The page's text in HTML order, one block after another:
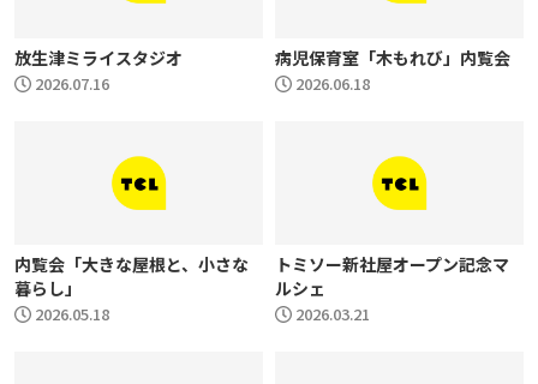
放生津ミライスタジオ
2026.07.16
病児保育室「木もれび」内覧会
2026.06.18
内覧会「大きな屋根と、小さな
暮らし」
2026.05.18
トミソー新社屋オープン記念マ
ルシェ
2026.03.21